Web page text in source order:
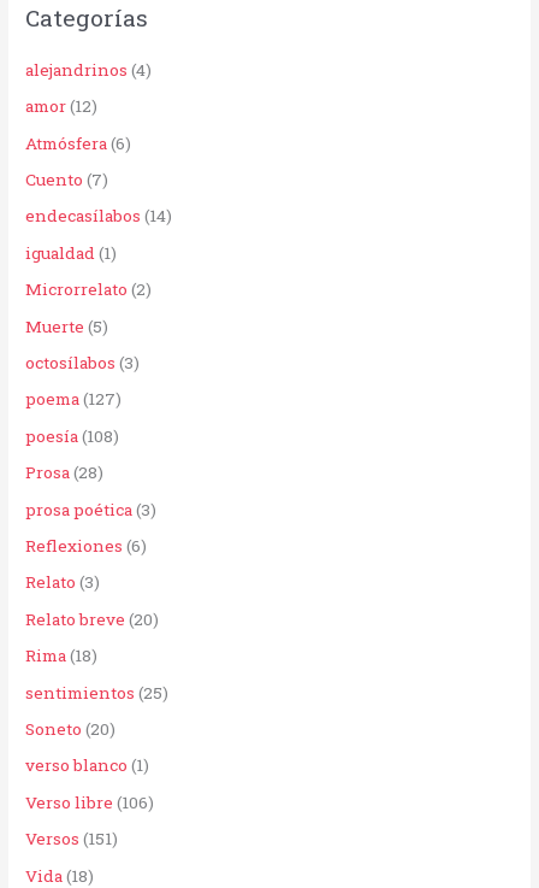
a
o
r
:
Categorías
alejandrinos (4)
amor(12)
Atmósfera (6)
Cuento (7)
endecasílabos (14)
igualdad(1)
Microrrelato (2)
Muerte (5)
octosílabos (3)
poema(127)
poesía(108)
Prosa(28)
prosa poética(3)
Reflexiones (6)
Relato (3)
Relato breve (20)
Rima(18)
sentimientos (25)
Soneto (20)
verso blanco (1)
Verso libre (106)
Versos (151)
Vida(18)